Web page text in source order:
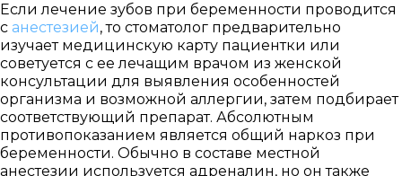
Если лечение зубов при беременности проводится
с анестезией, то стоматолог предварительно
изучает медицинскую карту пациентки или
советуется с ее лечащим врачом из женской
консультации для выявления особенностей
организма и возможной аллергии, затем подбирает
соответствующий препарат. Абсолютным
противопоказанием является общий наркоз при
беременности. Обычно в составе местной
анестезии используется адреналин, но он также